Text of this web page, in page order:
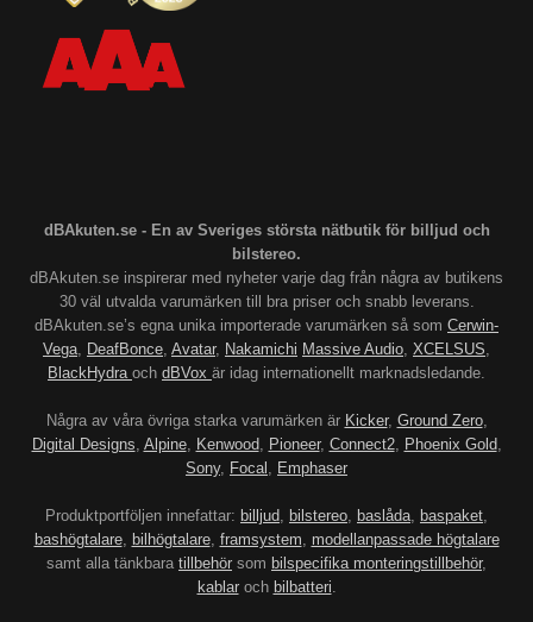
dBAkuten.se - En av Sveriges största nätbutik för billjud och
bilstereo.
dBAkuten.se inspirerar med nyheter varje dag från några av butikens
30 väl utvalda varumärken till bra priser och snabb leverans.
dBAkuten.se’s egna unika importerade varumärken så som Cerwin-
Vega, DeafBonce, Avatar, Nakamichi Massive Audio, XCELSUS,
BlackHydra och dBVox är idag internationellt marknadsledande.
Några av våra övriga starka varumärken är Kicker, Ground Zero,
Digital Designs, Alpine, Kenwood, Pioneer, Connect2, Phoenix Gold,
Sony, Focal , Emphaser
Produktportföljen innefattar: billjud, bilstereo, baslåda, baspaket,
bashögtalare, bilhögtalare, framsystem, modellanpassade högtalare
samt alla tänkbara tillbehör som bilspecifika monteringstillbehör,
kablaroch bilbatteri.